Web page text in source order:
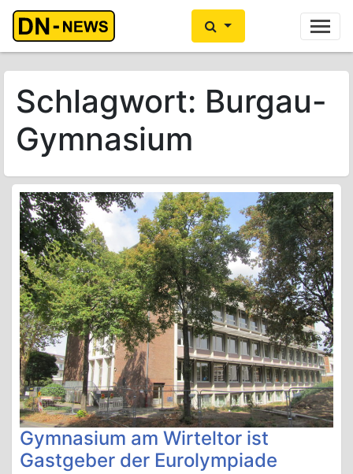
Ihre Anzeige hier? Jetzt informieren
Schlagwort: Burgau-
Gymnasium
Gymnasium am Wirteltor ist
Gastgeber der Eurolympiade